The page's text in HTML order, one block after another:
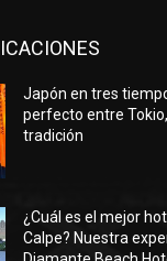
Japón en tres
perfecto entre
tradición
¿Cuál es el mejor
Calpe? Nuestra